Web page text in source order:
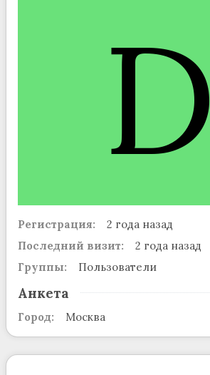
D
Регистрация:
2 года назад
Последний визит:
2 года назад
Группы:
Пользователи
Анкета
Город: Москва